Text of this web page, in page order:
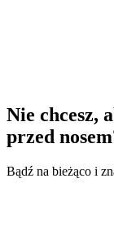
Nie chcesz,
przed
Bądź na bieżąco i